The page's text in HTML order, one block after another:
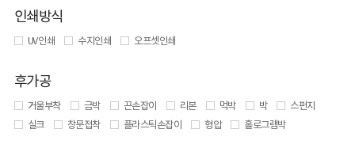
인쇄방식
UV 인쇄 수지인쇄 오프셋인쇄
후가공
거울부착 금박 끈손잡이 리본 먹박 박
스펀지
실크
창문접착 플라스틱손잡이 형압 홀로그램박